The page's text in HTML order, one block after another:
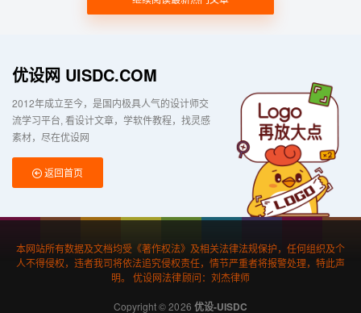
优设网 UISDC.COM
2012年成立至今，是国内极具人气的设计师交
流学习平台 看设计文章，学软件教程，找灵感
素材，尽在优设网
返回首页
本网站所有数据及文档均受《著作权法》及相关法律法规保护，任何组织及个
人不得侵权，违者我司将依法追究侵权责任，情节严重者将报警处理，特此声
明。 优设网法律顾问：刘杰律师
Copyright © 2026 优设-UISDC